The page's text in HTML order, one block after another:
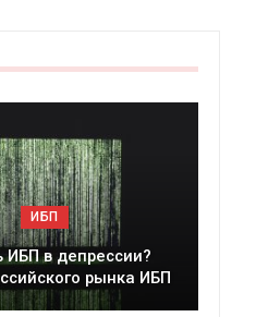
ИБП
ИБП в депрессии?
рынка ИБП